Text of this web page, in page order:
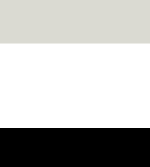
Referência